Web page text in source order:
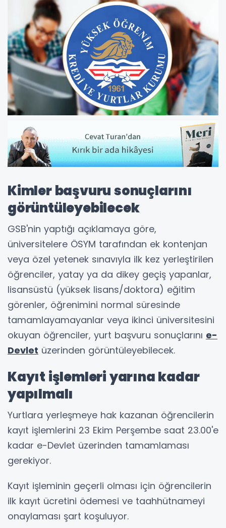
Kimler başvuru sonuçlarını
görüntüleyebilecek
GSB'nin yaptığı açıklamaya göre,
üniversitelere ÖSYM tarafından ek kontenjan
veya özel yetenek sınavıyla ilk kez yerleştirilen
öğrenciler, yatay ya da dikey geçiş yapanlar,
lisansüstü (yüksek lisans/doktora) eğitim
görenler, öğrenimini normal süresinde
tamamlayamayanlar veya ikinci üniversitesini
okuyan öğrenciler, yurt başvuru sonuçlarını e-
Devlet üzerinden görüntüleyebilecek.
Kayıt işlemleri yarına kadar
yapılmalı
Yurtlara yerleşmeye hak kazanan öğrencilerin
kayıt işlemlerini 23 Ekim Perşembe saat 23.00'e
kadar e-Devlet üzerinden tamamlaması
gerekiyor.
Kayıt işleminin geçerli olması için öğrencilerin
ilk kayıt ücretini ödemesi ve taahhütnameyi
onaylaması şart koşuluyor.